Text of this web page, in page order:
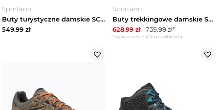
Sportano
Buty turystyczne damskie SCARPA Rove ivory / choco Brązowy
549.99 zł
Sportano
Buty trekkingowe damskie SCARPA ZG Trek GTX titanium / icefall Szary
628.99 zł 739.99zł*
*najniższa cena z 30 dni przed obniżką